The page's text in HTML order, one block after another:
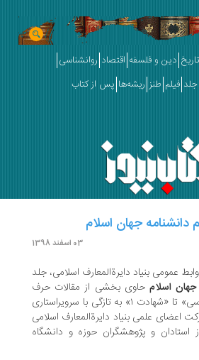
تاریخ دین و فلسفه اقتصاد روانشناسی
فیلم طنز ریشه‌ها پس از کتاب
جهان اسلام
03 اسفند 1398
عمومی بنیاد دایرةالمعارف اسلامی، جلد
جهان اسلام حاوی بخشی از مقالات حرف
«ش» از مدخل «شرق‌شناسی» تا «شهادت ۱» به تازگی با سرویراستاری
اعضای علمی بنیاد دایرة‌المعارف اسلامی
و پژوهشگران حوزه و دانشگاه